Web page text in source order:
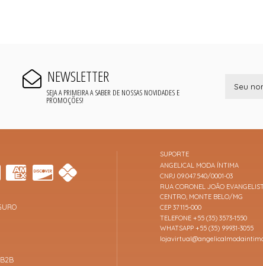
NEWSLETTER
SEJA A PRIMEIRA A SABER DE NOSSAS NOVIDADES E
PROMOÇÕES!
SUPORTE
ANGELICAL MODA ÍNTIMA
CNPJ 09.047.540/0001-03
RUA CORONEL JOÃO
CENTRO, MONTE BELO/MG
CEP 37115-000
TELEFONE +55 (35) 3573-1550
WHATSAPP +55 (35) 99931-3055